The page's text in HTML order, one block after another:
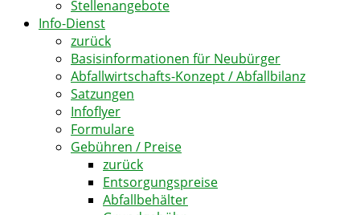
Stellenangebote
Info-Dienst
zurück
Basisinformationen für Neubürger
Abfallwirtschafts-Konzept / Abfallbilanz
Satzungen
Infoflyer
Formulare
Gebühren / Preise
zurück
Entsorgungspreise
Abfallbehälter